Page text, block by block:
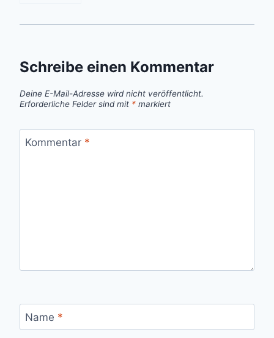
Schreibe einen Kommentar
Deine E-Mail-Adresse wird nicht veröffentlicht.
Erforderliche Felder sind mit * markiert
Kommentar *
Name *